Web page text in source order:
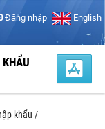
Đăng nhập English
khẩu /